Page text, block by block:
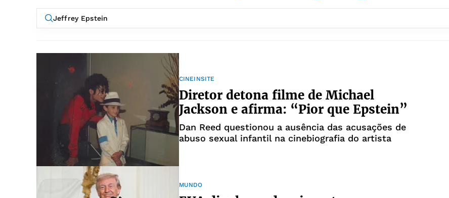
CINEINSITE
Diretor detona filme de Michael
Jackson e afirma: “Pior que Epstein”
Dan Reed questionou a ausência das acusações de
abuso sexual infantil na cinebiografia do artista
MUNDO